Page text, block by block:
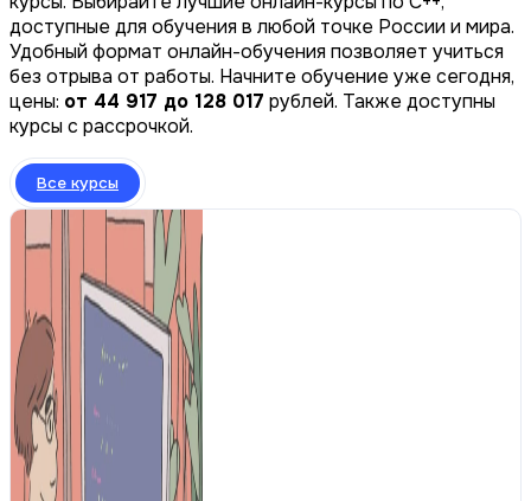
доступные для обучения в любой точке России и мира.
Удобный формат онлайн-обучения позволяет учиться
без отрыва от работы. Начните обучение уже сегодня,
цены: от 44 917 до 128 017 рублей. Также доступны
курсы с рассрочкой.
Все курсы